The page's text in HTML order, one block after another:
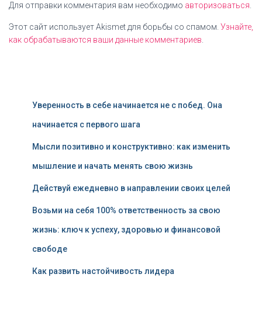
Для отправки комментария вам необходимо авторизоваться
Этот сайт использует Akismet для борьбы со спамом. Узнайте,
как обрабатываются ваши данные комментариев
Уверенность в себе начинается не с побед. Она
начинается с первого шага
Мысли позитивно и конструктивно: как изменить
мышление и начать менять свою жизнь
Действуй ежедневно в направлении своих целей
Возьми на себя 100% ответственность за свою
жизнь: ключ к успеху, здоровью и финансовой
свободе
Как развить настойчивость лидера